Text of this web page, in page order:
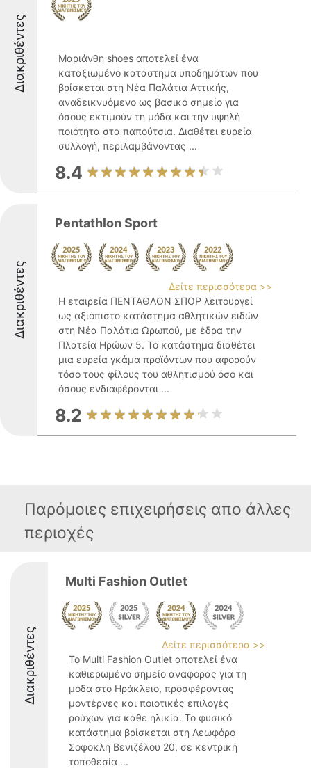
Διακριθέντες
Μαριάνθη shoes αποτελεί ένα
καταξιωμένο κατάστημα υποδημάτων που
βρίσκεται στη Νέα Παλάτια Αττικής,
αναδεικνυόμενο ως βασικό σημείο για
όσους εκτιμούν τη μόδα και την υψηλή
ποιότητα στα παπούτσια. Διαθέτει ευρεία
συλλογή, περιλαμβάνοντας ...
8.4
Διακριθέντες
Pentathlon Sport
Δείτε περισσότερα >>
Η εταιρεία ΠΕΝΤΑΘΛΟΝ ΣΠΟΡ λειτουργεί
ως αξιόπιστο κατάστημα αθλητικών ειδών
στη Νέα Παλάτια Ωρωπού, με έδρα την
Πλατεία Ηρώων 5. Το κατάστημα διαθέτει
μια ευρεία γκάμα προϊόντων που αφορούν
τόσο τους φίλους του αθλητισμού όσο και
όσους ενδιαφέρονται ...
8.2
Παρόμοιες επιχειρήσεις απο άλλες
περιοχές
Διακριθέντες
Multi Fashion Outlet
Δείτε περισσότερα >>
Το Multi Fashion Outlet αποτελεί ένα
καθιερωμένο σημείο αναφοράς για τη
μόδα στο Ηράκλειο, προσφέροντας
μοντέρνες και ποιοτικές επιλογές
ρούχων για κάθε ηλικία. Το φυσικό
κατάστημα βρίσκεται στη Λεωφόρο
Σοφοκλή Βενιζέλου 20, σε κεντρική
τοποθεσία ...